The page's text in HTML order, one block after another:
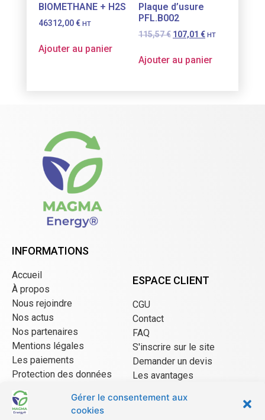
Gérer le consentement aux
cookies
BIOMETHANE + H2S
46312,00€ HT
Ajouter au panier
Plaque d’usure
PFL.B002
115,57€ 107,01 € HT
Ajouter au panier
INFORMATIONS
Accueil
À propos
Nous rejoindre
Nos actus
Nos partenaires
Mentions légales
Les paiements
Protection des données
CGU Mangopay
ESPACE CLIENT
CGU
Contact
FAQ
S'inscrire sur le site
Demander un devis
Les avantages